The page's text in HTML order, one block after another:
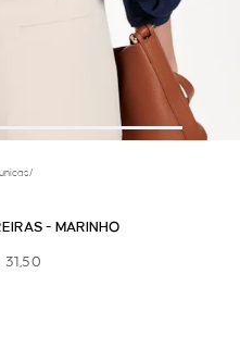
/
- MARINHO